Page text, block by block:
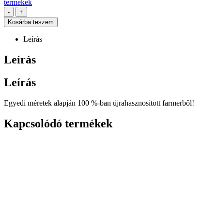
termékek
-
+
Kosárba teszem
Leírás
Leírás
Leírás
Egyedi méretek alapján 100 %-ban újrahasznosított farmerből!
Kapcsolódó termékek